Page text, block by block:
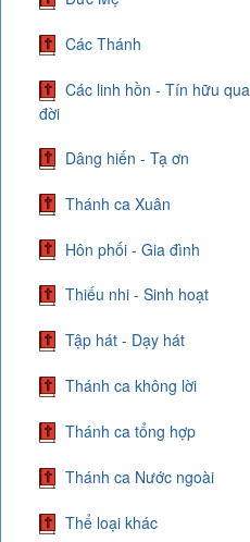
Các Thánh
Các linh hồn - Tín hữu qua
đời
Dâng hiến - Tạ ơn
Thánh ca Xuân
Hôn phối - Gia đình
Thiếu nhi - Sinh hoạt
Tập hát - Dạy hát
Thánh ca không lời
Thánh ca tổng hợp
Thánh ca Nước ngoài
Thể loại khác